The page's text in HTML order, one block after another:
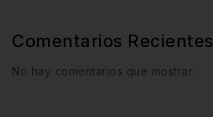
Comentarios Recientes
No hay comentarios que mostrar.